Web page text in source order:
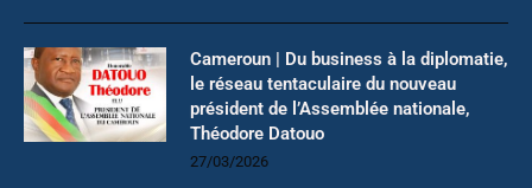
Cameroun | Du business à la diplomatie,
le réseau tentaculaire du nouveau
président de l’Assemblée nationale,
Théodore Datouo
27/03/2026